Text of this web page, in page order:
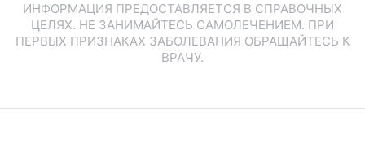
ИНФОРМАЦИЯ ПРЕДОСТАВЛЯЕТСЯ В СПРАВОЧНЫХ
ЦЕЛЯХ. НЕ ЗАНИМАЙТЕСЬ САМОЛЕЧЕНИЕМ. ПРИ
ПЕРВЫХ ПРИЗНАКАХ ЗАБОЛЕВАНИЯ ОБРАЩАЙТЕСЬ К
ВРАЧУ.